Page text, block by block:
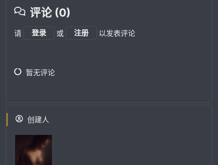
评论 (0)
请 登录 或 注册 以发表评论
暂无评论
创建人